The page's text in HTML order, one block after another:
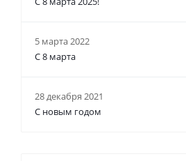
5 марта 2022
С 8 марта
28 декабря 2021
С новым годом